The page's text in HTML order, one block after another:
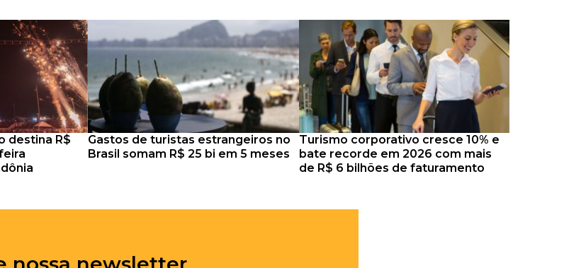
destina R$
Gastos de turistas estrangeiros no
Brasil somam R$ 25 bi em 5 meses
Turismo corporativo cresce 10% e
bate recorde em 2026 com mais
de R$ 6 bilhões de faturamento